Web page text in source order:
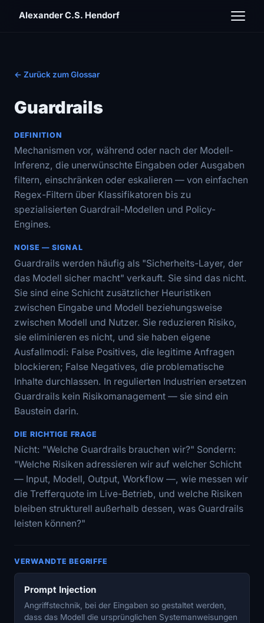
Alexander C.S. Hendorf
← Zurück zum Glossar
Guardrails
DEFINITION
Mechanismen vor, während oder nach der Modell-
Inferenz, die unerwünschte Eingaben oder Ausgaben
filtern, einschränken oder eskalieren — von einfachen
Regex-Filtern über Klassifikatoren bis zu
spezialisierten Guardrail-Modellen und Policy-
Engines.
NOISE — SIGNAL
Guardrails werden häufig als "Sicherheits-Layer, der
das Modell sicher macht" verkauft. Sie sind das nicht.
Sie sind eine Schicht zusätzlicher Heuristiken
zwischen Eingabe und Modell beziehungsweise
zwischen Modell und Nutzer. Sie reduzieren Risiko,
sie eliminieren es nicht, und sie haben eigene
Ausfallmodi: False Positives, die legitime Anfragen
blockieren; False Negatives, die problematische
Inhalte durchlassen. In regulierten Industrien ersetzen
Guardrails kein Risikomanagement — sie sind ein
Baustein darin.
DIE RICHTIGE FRAGE
Nicht: "Welche Guardrails brauchen wir?" Sondern:
"Welche Risiken adressieren wir auf welcher Schicht
— Input, Modell, Output, Workflow —, wie messen wir
die Trefferquote im Live-Betrieb, und welche Risiken
bleiben strukturell außerhalb dessen, was Guardrails
leisten können?"
VERWANDTE BEGRIFFE
Prompt Injection
Angriffstechnik, bei der Eingaben so gestaltet werden,
dass das Modell die ursprünglichen Systemanweisungen